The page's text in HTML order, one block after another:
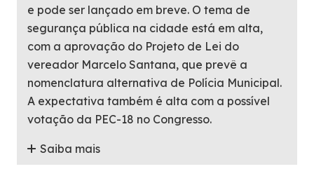
e pode ser lançado em breve. O tema de
segurança pública na cidade está em alta,
com a aprovação do Projeto de Lei do
vereador Marcelo Santana, que prevê a
nomenclatura alternativa de Polícia Municipal.
A expectativa também é alta com a possível
votação da PEC-18 no Congresso.
Saiba mais